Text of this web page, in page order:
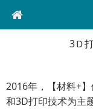
3Ｄ
2016年，【材料+
和3D打印技术为主